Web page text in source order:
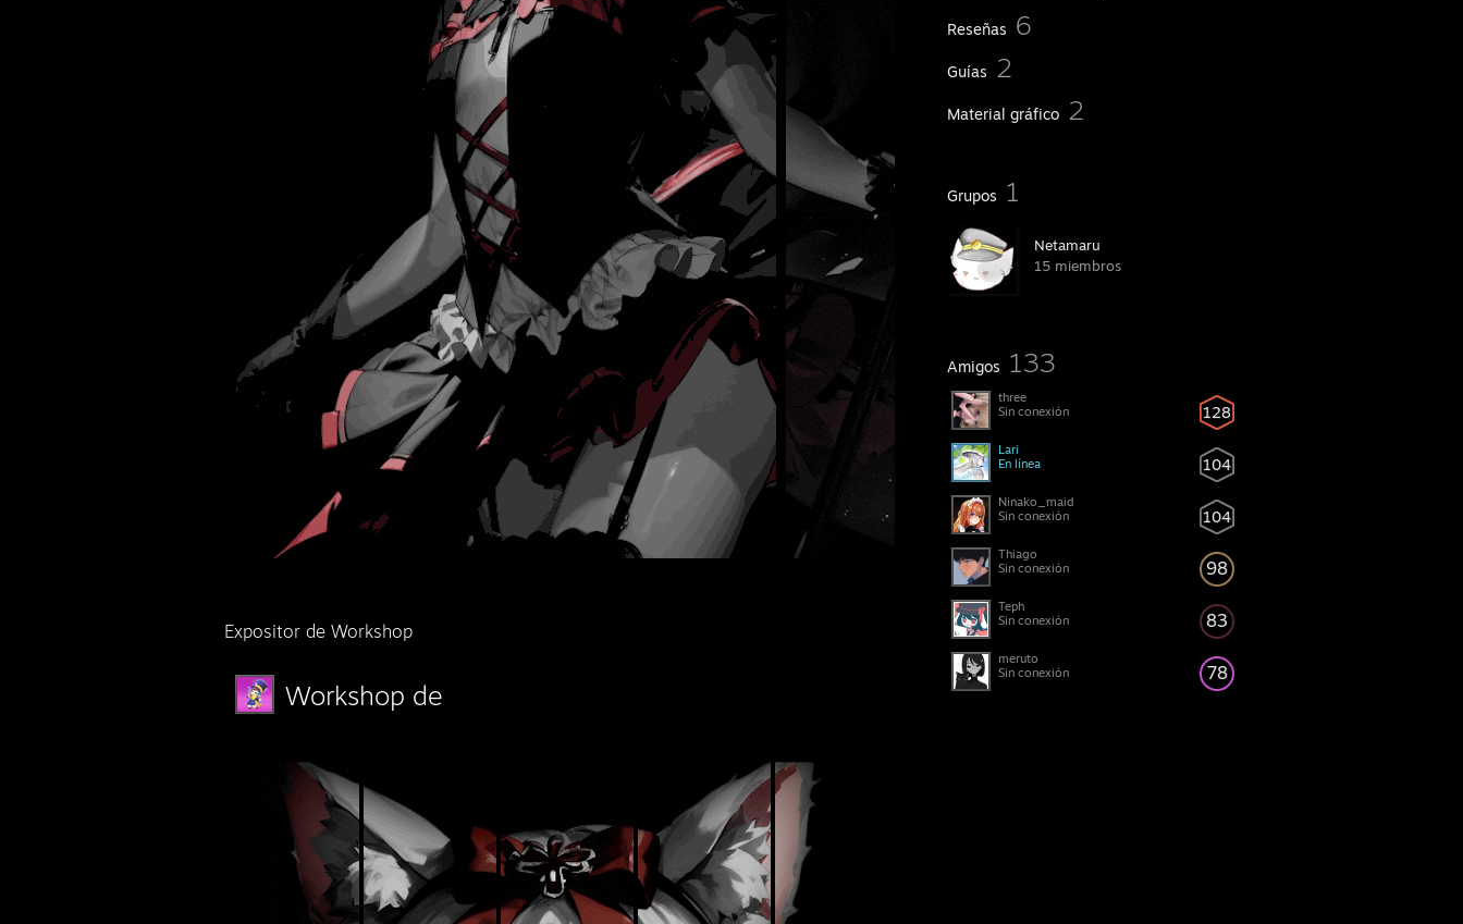
Reseñas 6
Guías 2
Material gráfico 2
Grupos 1
Netamaru
15 miembros
Amigos 133
128
three
Sin conexión
104
Lari
En línea
104
Sin conexión
98
Thiago
Sin conexión
83
Teph
Sin conexión
78
meruto
Sin conexión
Expositor de Workshop
Workshop de